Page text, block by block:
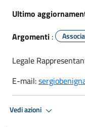
Ultimo
Argomenti :
Legale
E-mail:
Vedi azioni